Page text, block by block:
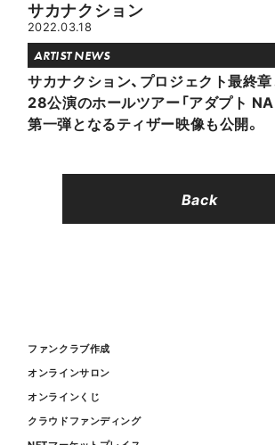
サカナクション
2022.03.18
ARTIST NEWS
サカナクション、プロジェクト最終
28公演のホールツアー「アダプト
第一弾となるティザー映像も公開。
Back
ファンクラブ作成
オンラインサロン
オンラインくじ
クラウドファンディング